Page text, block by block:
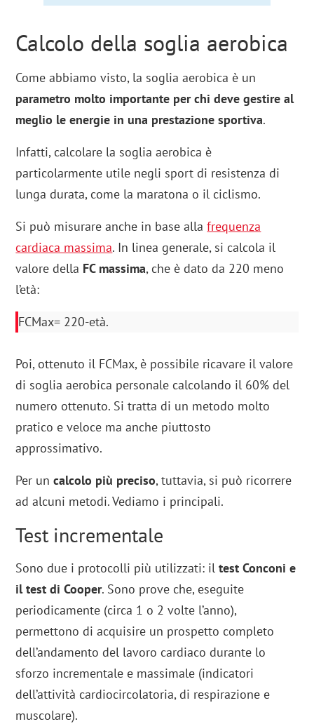
Calcolo della soglia aerobica
Come abbiamo visto, la soglia aerobica è un
parametro molto importante per chi deve gestire al
meglio le energie in una prestazione sportiva.
Infatti, calcolare la soglia aerobica è
particolarmente utile negli sport di resistenza di
lunga durata, come la maratona o il ciclismo.
Si può misurare anche in base allafrequenza
cardiaca massima. In linea generale, si calcola il
valore della FC massima, che è dato da 220 meno
l’età:
FCMax= 220-età.
Poi, ottenuto il FCMax, è possibile ricavare il valore
di soglia aerobica personale calcolando il 60% del
numero ottenuto. Si tratta di un metodo molto
pratico e veloce ma anche piuttosto
approssimativo.
Per uncalcolo più preciso, tuttavia, si può ricorrere
ad alcuni metodi. Vediamo i principali.
Test incrementale
Sono due i protocolli più utilizzati: iltest Conconi e
il test di Cooper. Sono prove che, eseguite
periodicamente (circa 1 o 2 volte l’anno),
permettono di acquisire un prospetto completo
dell’andamento del lavoro cardiaco durante lo
sforzo incrementale e massimale (indicatori
dell’attività cardiocircolatoria, di respirazione e
muscolare).